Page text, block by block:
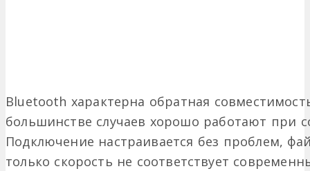
Bluetooth характерна обратная
большинстве случаев хорошо работают при
Подключение настраивается без проблем,
только скорость не соответствует